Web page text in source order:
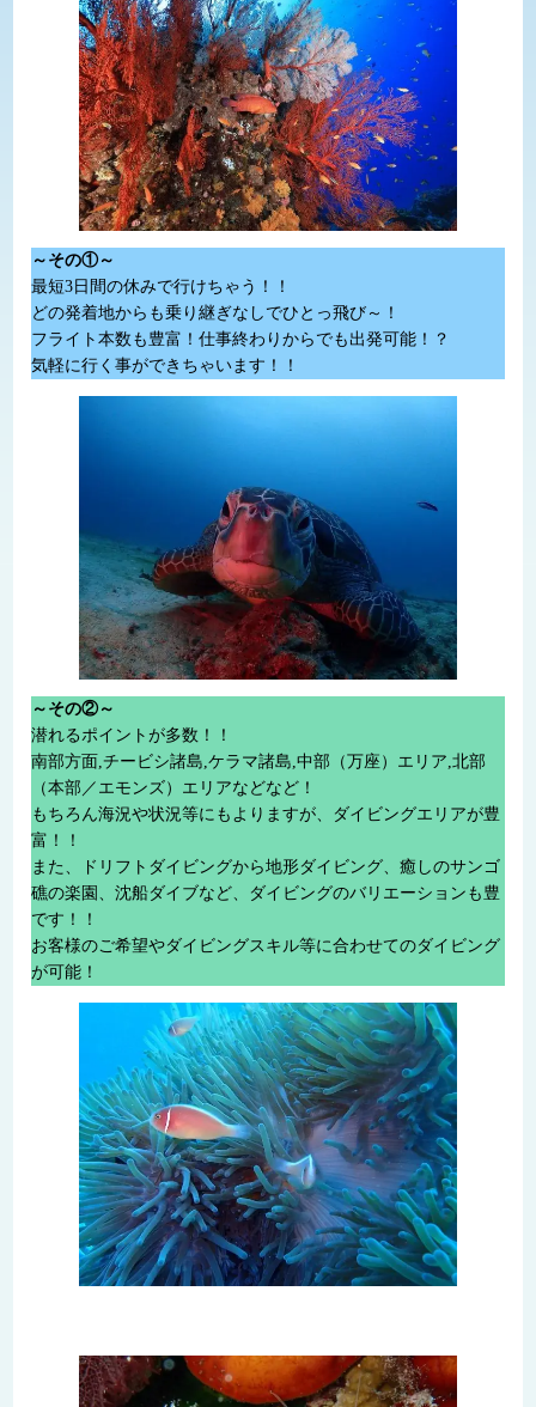
～その①～
最短3日間の休みで行けちゃう！！
どの発着地からも乗り継ぎなしでひとっ飛び～！
フライト本数も豊富！仕事終わりからでも出発可能！？
気軽に行く事ができちゃいます！！
～その②～
潜れるポイントが多数！！
南部方面,チービシ諸島,ケラマ諸島,中部（万座）エリア,北部
（本部／エモンズ）エリアなどなど！
もちろん海況や状況等にもよりますが、ダイビングエリアが豊
富！！
また、ドリフトダイビングから地形ダイビング、癒しのサンゴ
礁の楽園、沈船ダイブなど、ダイビングのバリエーションも豊
です！！
お客様のご希望やダイビングスキル等に合わせてのダイビング
が可能！